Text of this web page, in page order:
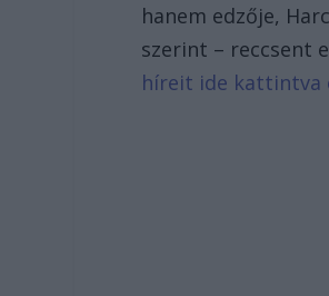
hanem edzője,
szerint – reccsent
híreit ide kattintva